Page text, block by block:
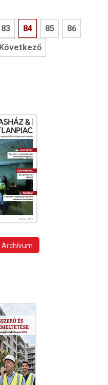
83 84 85 86 ...
Következő
Archívum